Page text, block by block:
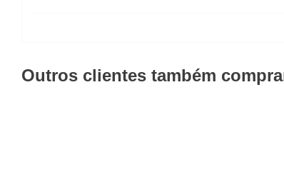
Outros clientes também